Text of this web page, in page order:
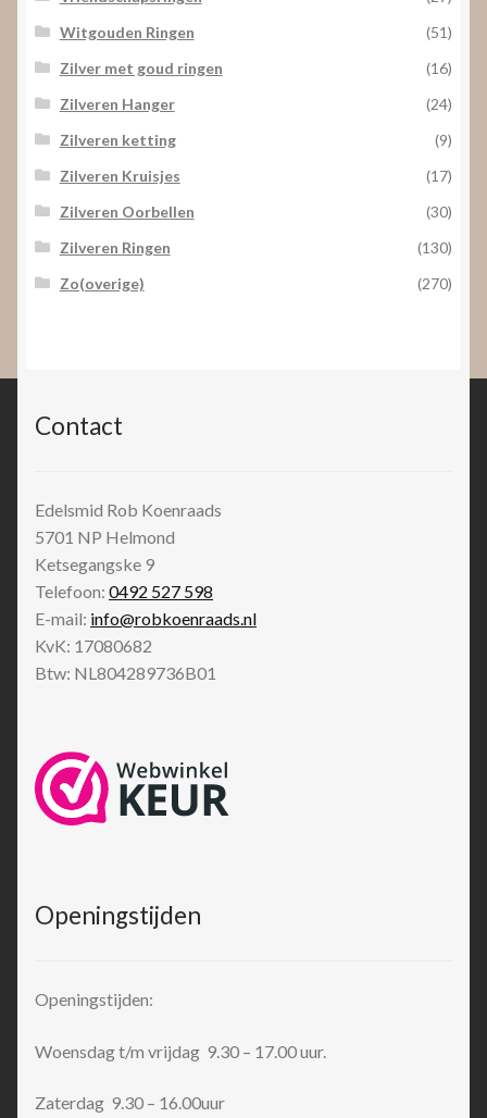
Witgouden Ringen
(51)
Zilver met goud ringen
(16)
Zilveren Hanger
(24)
Zilveren ketting
(9)
Zilveren Kruisjes
(17)
Zilveren Oorbellen
(30)
Zilveren Ringen
(130)
Zo(overige)
(270)
Contact
Edelsmid Rob Koenraads
5701 NP Helmond
Ketsegangske 9
Telefoon: 0492 527 598
E-mail: info@robkoenraads.nl
KvK: 17080682
Btw: NL804289736B01
Openingstijden
Openingstijden:
Woensdag t/m vrijdag 9.30 – 17.00 uur.
Zaterdag 9.30 – 16.00uur